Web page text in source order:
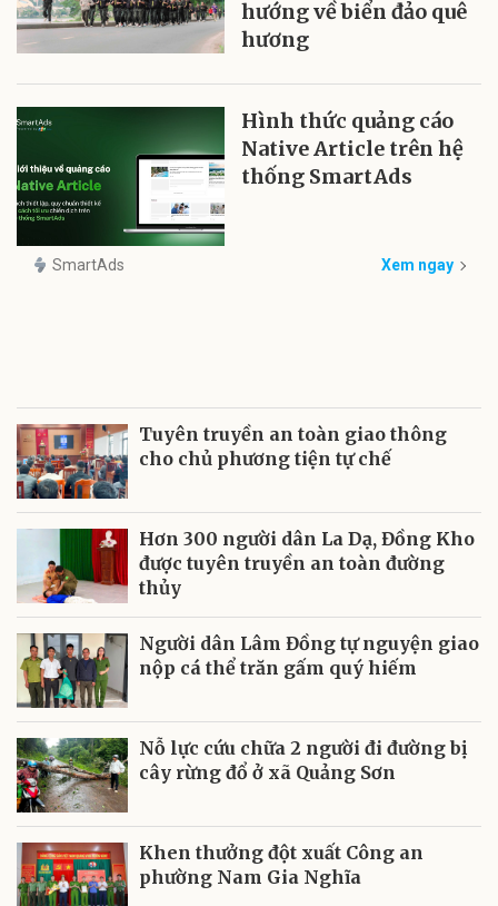
hướng về biển đảo quê
hương
Hình thức quảng cáo
Native Article trên hệ
thống SmartAds
SmartAds Xem ngay
Tuyên truyền an toàn giao thông
cho chủ phương tiện tự chế
Hơn 300 người dân La Dạ, Đồng Kho
được tuyên truyền an toàn đường
thủy
Người dân Lâm Đồng tự nguyện giao
nộp cá thể trăn gấm quý hiếm
Nỗ lực cứu chữa 2 người đi đường bị
cây rừng đổ ở xã Quảng Sơn
Khen thưởng đột xuất Công an
phường Nam Gia Nghĩa